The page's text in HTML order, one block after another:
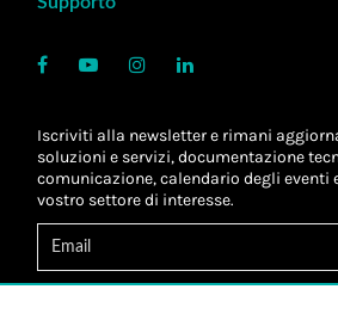
Iscriviti alla newsletter e rimani
soluzioni e servizi, documentazione
comunicazione, calendario degli eventi
vostro settore di interesse.